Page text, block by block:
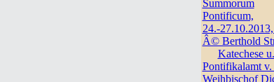
Summorum
Pontificum,
24.-
Â© Berthold
Katechese u.
Pontifikalamt v.
Weihbischof